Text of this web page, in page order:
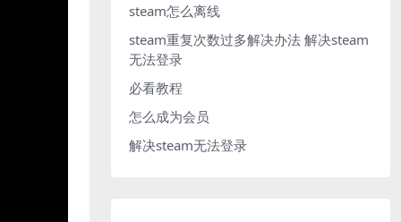
steam怎么离线
steam重复次数过多解决办法 解决steam
无法登录
必看教程
怎么成为会员
解决steam无法登录